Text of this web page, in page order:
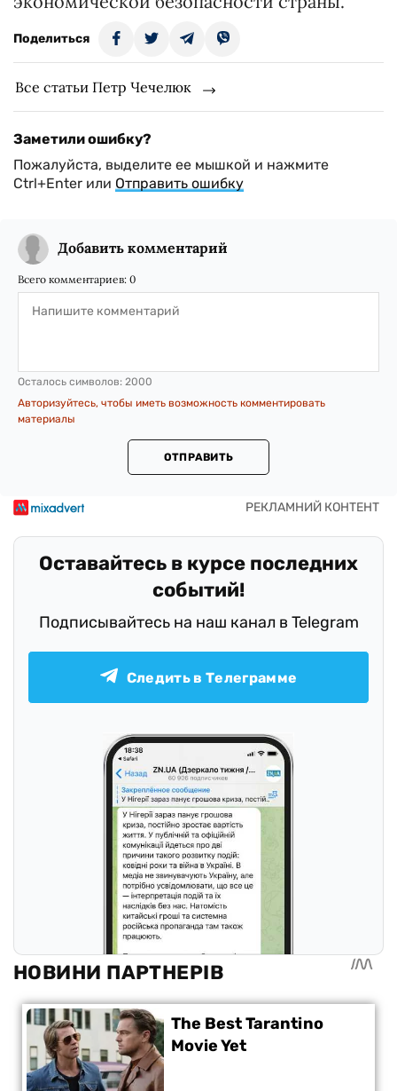
Поделиться
Все статьи Петр Чечелюк
Заметили ошибку?
Пожалуйста, выделите ее мышкой и нажмите
Ctrl+Enter или Отправить ошибку
Добавить комментарий
Всего комментариев: 0
Осталось символов: 2000
Авторизуйтесь, чтобы иметь возможность комментировать
материалы
ОТПРАВИТЬ
Оставайтесь в курсе последних
событий!
Подписывайтесь на наш канал в Telegram
Следить в Телеграмме